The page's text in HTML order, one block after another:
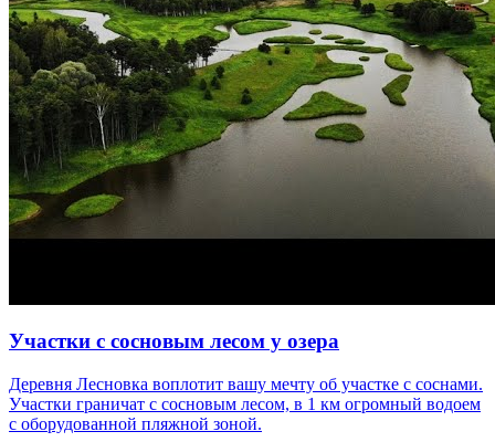
Участки с сосновым лесом у озера
Деревня Лесновка воплотит вашу мечту об участке с соснами.
Участки граничат с сосновым лесом, в 1 км огромный водоем
с оборудованной пляжной зоной.